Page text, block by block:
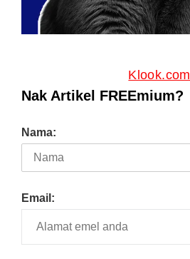
Klook.com
Nak Artikel FREEmium?
Nama:
Email: